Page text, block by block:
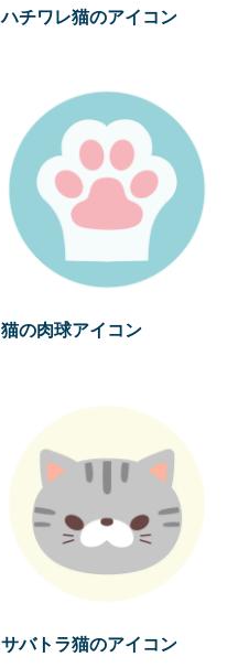
ハチワレ猫のアイコン
猫の肉球アイコン
サバトラ猫のアイコン